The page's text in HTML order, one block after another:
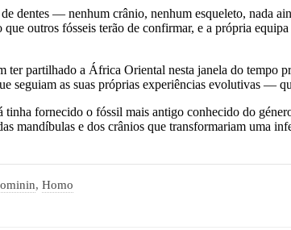
dentes — nenhum crânio, nenhum esqueleto, nada
outros fósseis terão de confirmar, e a própria
ter partilhado a África Oriental nesta janela do tempo
seguiam as suas próprias experiências evolutivas —
fornecido o fóssil mais antigo conhecido do
mandíbulas e dos crânios que transformariam uma
, Homo